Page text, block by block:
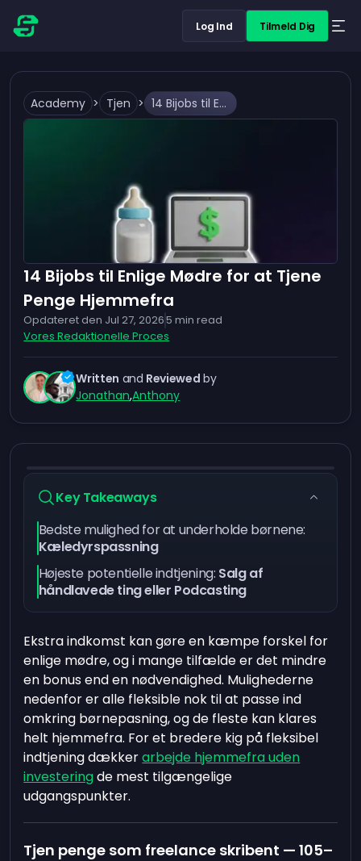
Log Ind Tilmeld Dig
Academy > Tjen > 14 Bijobs til Enlige Mødre for at Tjene Penge Hjemmefra
14 Bijobs til Enlige Mødre for at Tjene
Penge Hjemmefra
Opdateret den Jul 27, 20265 min read
Vores Redaktionelle Proces
Written and Reviewed by
Jonathan,Anthony
Key Takeaways
Bedste mulighed for at underholde børnene:
Kæledyrspassning
Højeste potentielle indtjening: Salg af
håndlavede ting eller Podcasting
Ekstra indkomst kan gøre en kæmpe forskel for
enlige mødre, og i mange tilfælde er det mindre
en bonus end en nødvendighed. Mulighederne
nedenfor er alle fleksible nok til at passe ind
omkring børnepasning, og de fleste kan klares
helt hjemmefra. For et bredere kig på fleksibel
indtjening dækkerarbejde hjemmefra uden
investeringde mest tilgængelige
udgangspunkter.
Tjen penge som freelance skribent — 105–